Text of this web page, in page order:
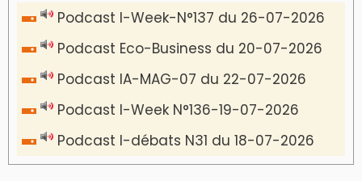
Podcast I-Week-N°137 du 26-07-2026
Podcast Eco-Business du 20-07-2026
Podcast IA-MAG-07 du 22-07-2026
Podcast I-Week N°136-19-07-2026
Podcast I-débats N31 du 18-07-2026